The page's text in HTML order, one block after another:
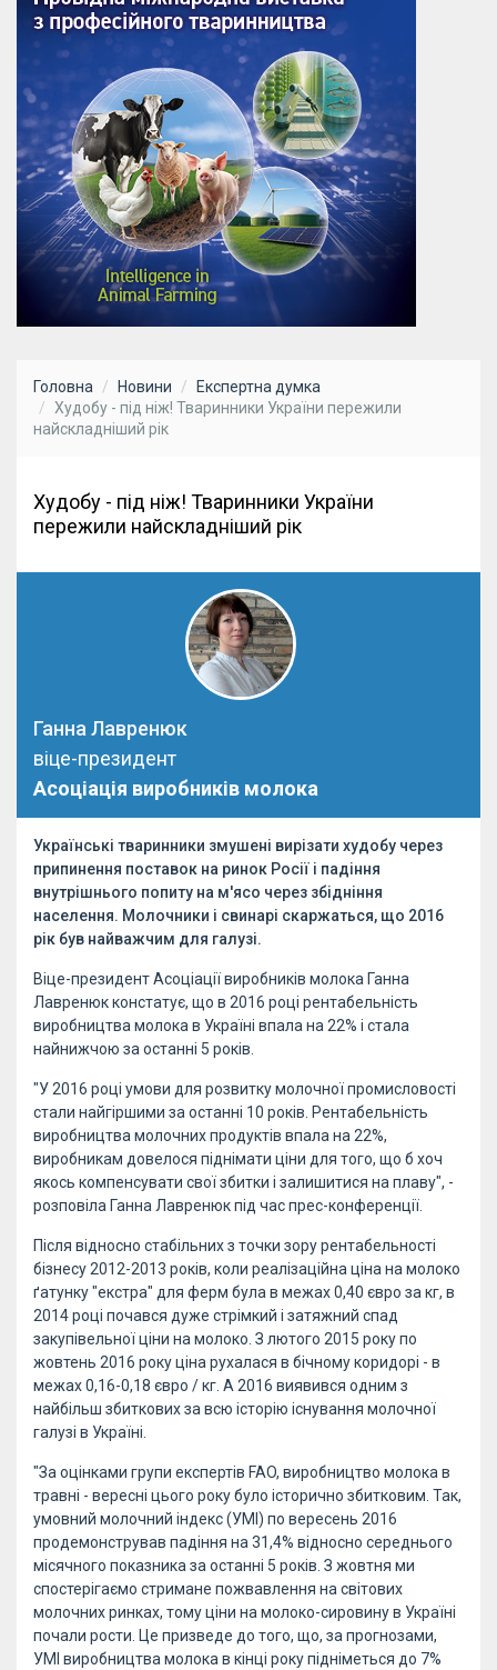
Головна Новини
Експертна думка
Худобу - під ніж! Тваринники України пережили
найскладніший рік
Худобу - під ніж! Тваринники України
пережили найскладніший рік
Ганна Лавренюк
віце-президент
Асоціація виробників молока
Українські тваринники змушені вирізати худобу через
припинення поставок на ринок Росії і падіння
внутрішнього попиту на м'ясо через збідніння
населення. Молочники і свинарі скаржаться, що 2016
рік був найважчим для галузі.
Віце-президент Асоціації виробників молока Ганна
Лавренюк констатує, що в 2016 році рентабельність
виробництва молока в Україні впала на 22% і стала
найнижчою за останні 5 років.
"У 2016 році умови для розвитку молочної промисловості
стали найгіршими за останні 10 років. Рентабельність
виробництва молочних продуктів впала на 22%,
виробникам довелося піднімати ціни для того, що б хоч
якось компенсувати свої збитки і залишитися на плаву", -
розповіла Ганна Лавренюк під час прес-конференції.
Після відносно стабільних з точки зору рентабельності
бізнесу 2012-2013 років, коли реалізаційна ціна на молоко
ґатунку "екстра" для ферм була в межах 0,40 євро за кг, в
2014 році почався дуже стрімкий і затяжний спад
закупівельної ціни на молоко. З лютого 2015 року по
жовтень 2016 року ціна рухалася в бічному коридорі - в
межах 0,16-0,18 євро / кг. А 2016 виявився одним з
найбільш збиткових за всю історію існування молочної
галузі в Україні.
"За оцінками групи експертів FAO, виробництво молока в
травні - вересні цього року було історично збитковим. Так,
умовний молочний індекс (УМІ) по вересень 2016
продемонстрував падіння на 31,4% відносно середнього
місячного показника за останні 5 років. З жовтня ми
спостерігаємо стримане пожвавлення на світових
молочних ринках, тому ціни на молоко-сировину в Україні
почали рости. Це призведе до того, що, за прогнозами,
УМІ виробництва молока в кінці року підніметься до 7%